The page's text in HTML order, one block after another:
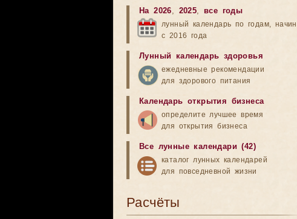
На 2026, 2025,все годы
лунный календарь по годам,
с 2016 года
Лунный календарь здоровья
ежедневные рекомендации
для здорового питания
Календарь открытия бизнеса
определите лучшее время
для открытия бизнеса
Все лунные календари (42)
каталог лунных календарей
для повседневной жизни
Расчёты